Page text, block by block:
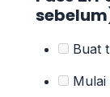
Buat
Mulai